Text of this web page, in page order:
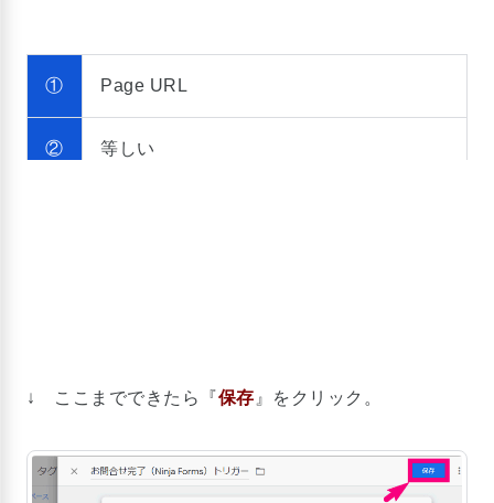
① Page URL
② 等しい
↓ ここまでできたら『保存』をクリック。